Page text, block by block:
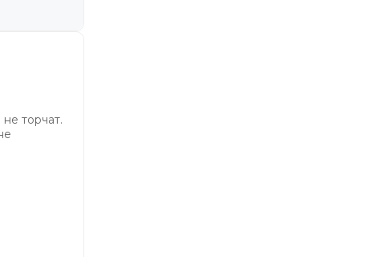
торчат.